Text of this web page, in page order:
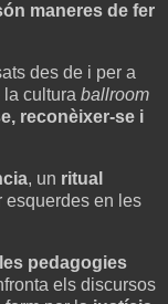
maneres de fer
des de i per a
cultura ballroom
reconèixer-se i
, un ritual
esquerdes en les
pedagogies
els discursos